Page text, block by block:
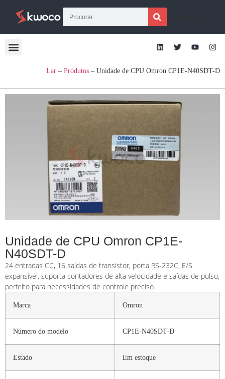
Lar – Produtos – Unidade de CPU Omron CP1E-N40SDT-D
Unidade de CPU Omron CP1E-
N40SDT-D
24 entradas CC, 16 saídas de transistor, porta RS-232C, E/S
expansível, suporta contadores de alta velocidade e saídas de pulso,
perfeito para necessidades de controle preciso.
Marca Omron
Número do modelo CP1E-N40SDT-D
Estado Em estoque